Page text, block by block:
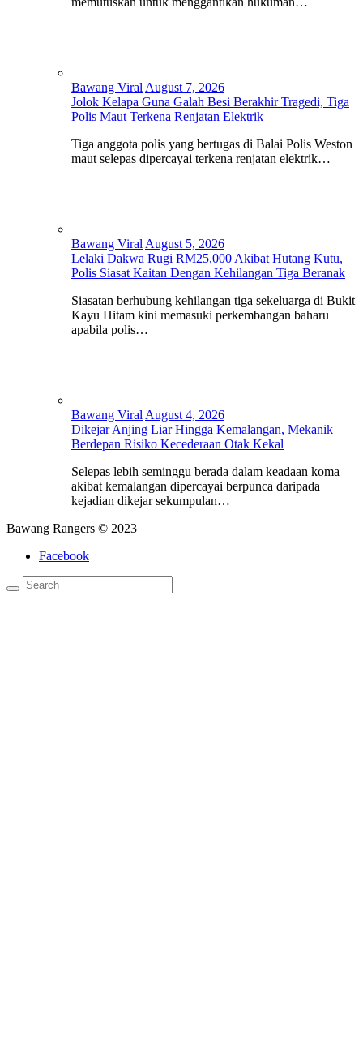
Bawang Viral August 7, 2026
Jolok Kelapa Guna Galah Besi Berakhir Tragedi, Tiga
Polis Maut Terkena Renjatan Elektrik
Tiga anggota polis yang bertugas di Balai Polis Weston
maut selepas dipercayai terkena renjatan elektrik…
Bawang Viral August 5, 2026
Lelaki Dakwa Rugi RM25,000 Akibat Hutang Kutu,
Polis Siasat Kaitan Dengan Kehilangan Tiga Beranak
Siasatan berhubung kehilangan tiga sekeluarga di Bukit
Kayu Hitam kini memasuki perkembangan baharu
apabila polis…
Bawang Viral August 4, 2026
Dikejar Anjing Liar Hingga Kemalangan, Mekanik
Berdepan Risiko Kecederaan Otak Kekal
Selepas lebih seminggu berada dalam keadaan koma
akibat kemalangan dipercayai berpunca daripada
kejadian dikejar sekumpulan…
Bawang Rangers © 2023
Facebook